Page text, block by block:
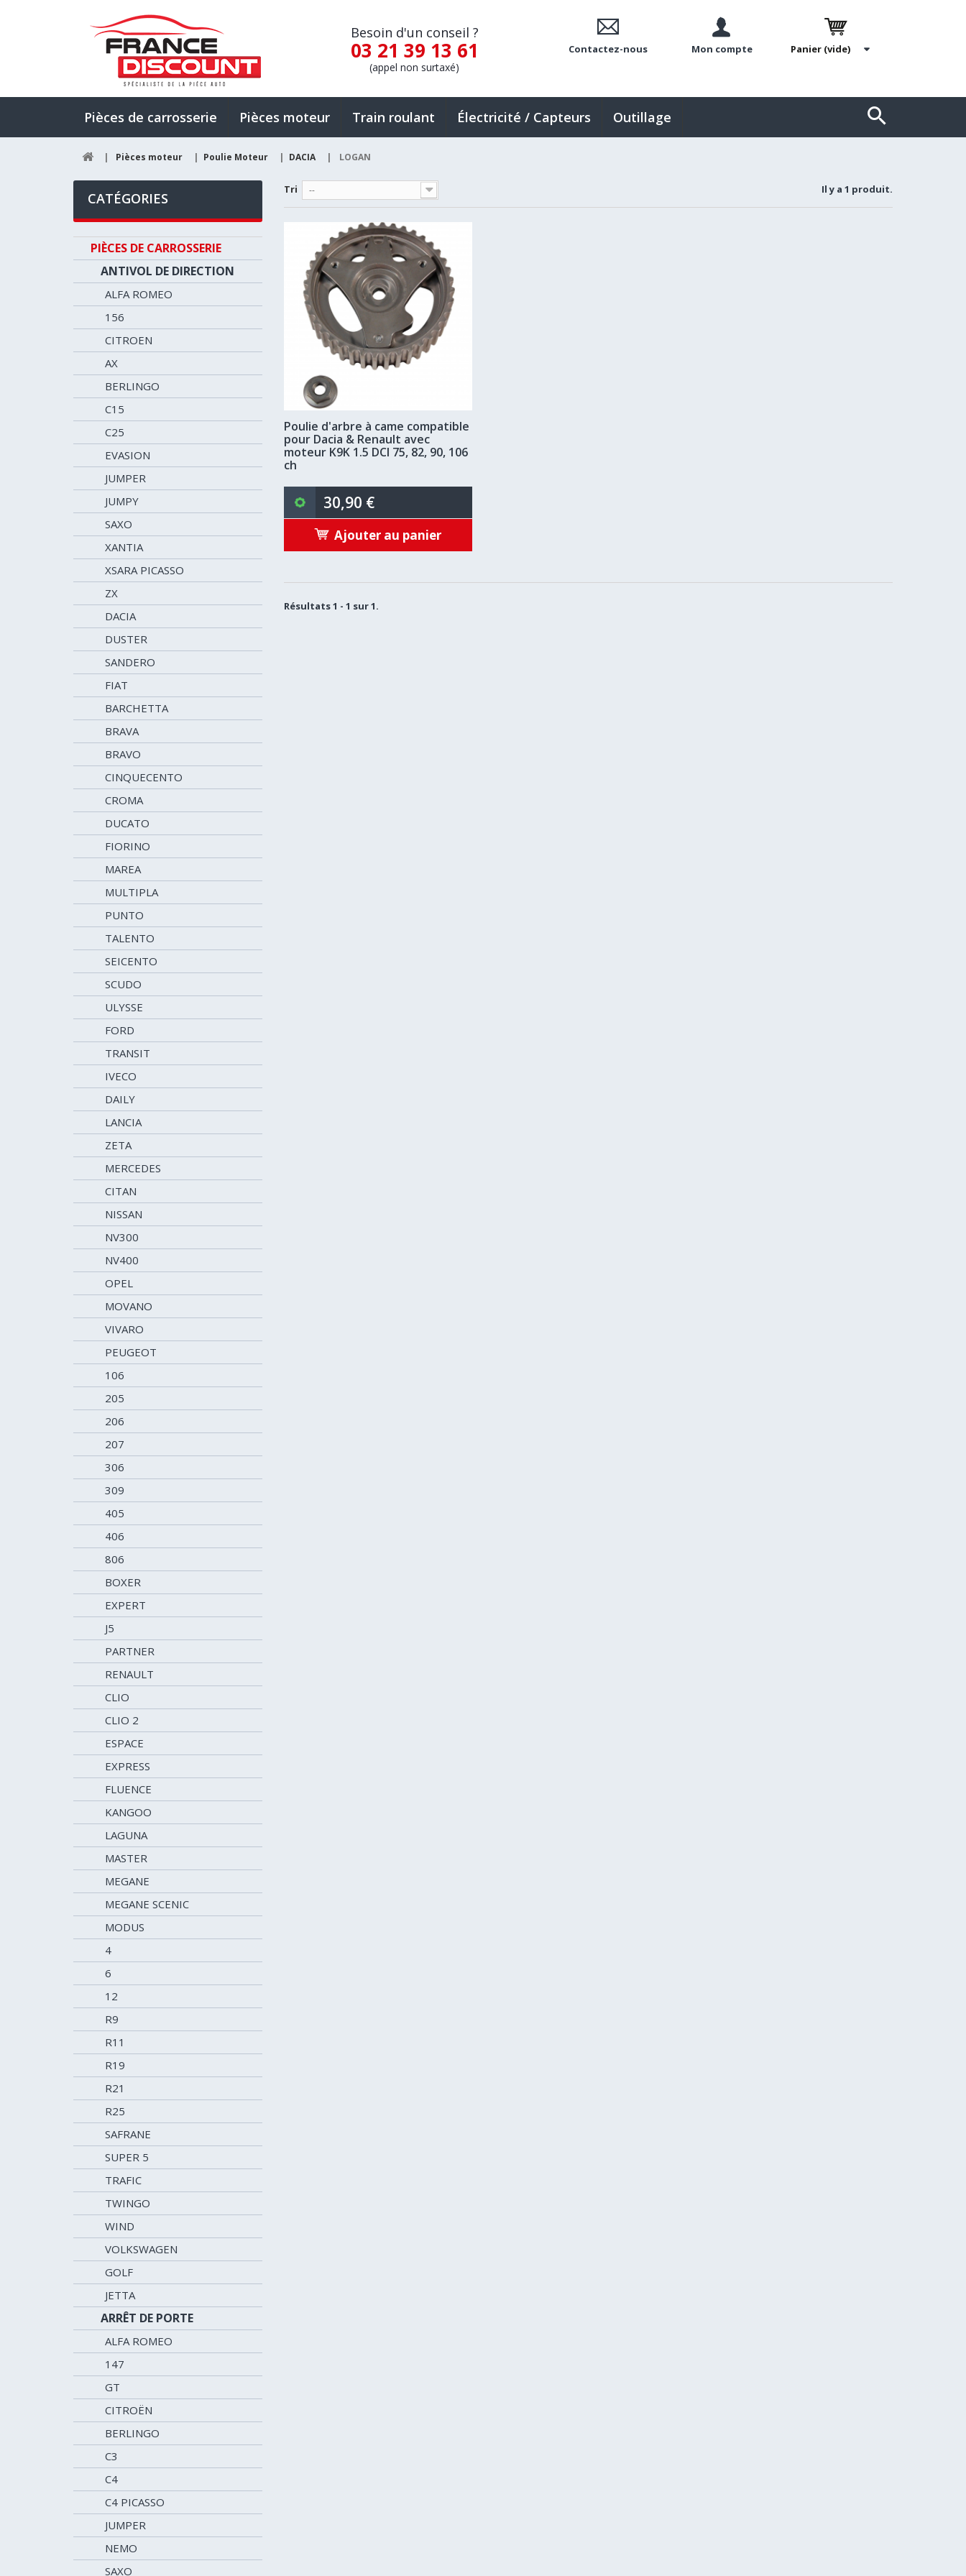
Besoin d'un conseil ?
03 21 39 13 61
(appel non surtaxé)
Contactez-nous Mon compte Panier (vide)
Pièces de carrosserie Pièces moteur Train roulant Électricité / Capteurs Outillage
| Pièces moteur | Poulie Moteur | DACIA | LOGAN
CATÉGORIES
PIÈCES DE CARROSSERIE
ANTIVOL DE DIRECTION
ALFA ROMEO
156
CITROEN
AX
BERLINGO
C15
C25
EVASION
JUMPER
JUMPY
SAXO
XANTIA
XSARA PICASSO
ZX
DACIA
DUSTER
SANDERO
FIAT
BARCHETTA
BRAVA
BRAVO
CINQUECENTO
CROMA
DUCATO
FIORINO
MAREA
MULTIPLA
PUNTO
TALENTO
SEICENTO
SCUDO
ULYSSE
FORD
TRANSIT
IVECO
DAILY
LANCIA
ZETA
MERCEDES
CITAN
NISSAN
NV300
NV400
OPEL
MOVANO
VIVARO
PEUGEOT
106
205
206
207
306
309
405
406
806
BOXER
EXPERT
J5
PARTNER
RENAULT
CLIO
CLIO 2
ESPACE
EXPRESS
FLUENCE
KANGOO
LAGUNA
MASTER
MEGANE
MEGANE SCENIC
MODUS
4
6
12
R9
R11
R19
R21
R25
SAFRANE
SUPER 5
TRAFIC
TWINGO
WIND
VOLKSWAGEN
GOLF
JETTA
ARRÊT DE PORTE
ALFA ROMEO
147
GT
CITROËN
BERLINGO
C3
C4
C4 PICASSO
JUMPER
NEMO
SAXO
Tri -- Il y a 1 produit.
Poulie d'arbre à came compatible
pour Dacia & Renault avec
moteur K9K 1.5 DCI 75, 82, 90, 106
ch
30,90 €
Ajouter au panier
Résultats 1 - 1 sur 1.